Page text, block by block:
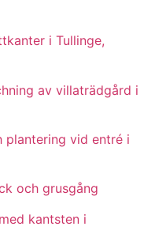
i Tullinge,
av villaträdgård i
plantering vid entré i
och grusgång
kantsten i